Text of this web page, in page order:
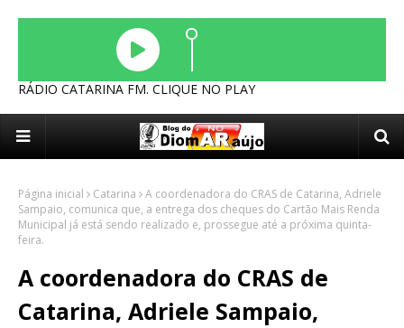
RÁDIO CATARINA FM. CLIQUE NO PLAY
Página inicial Catarina
A coordenadora do CRAS de Catarina, Adriele
Sampaio, comunica que, a entrega dos cheques do Cartão Mais Renda
Municipal já está sendo realizado e, prossegue até a próxima quinta-
feira.
A coordenadora do CRAS de
Catarina, Adriele Sampaio,